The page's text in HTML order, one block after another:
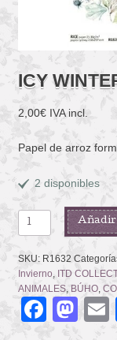
ICY
2,00€ IVA incl.
Papel de arroz
2 disponibles
ICY
WINTER
ANIMALS
cantidad
SKU: R1632
Invierno ITD
ANIMALES, BÚHO,